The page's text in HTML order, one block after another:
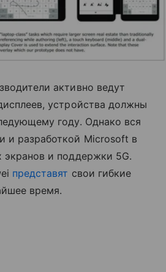
активно ведут
устройства должны
году. Однако вся
и разработкой Microsoft в
экранов и поддержки 5G.
представят свои гибкие
время.